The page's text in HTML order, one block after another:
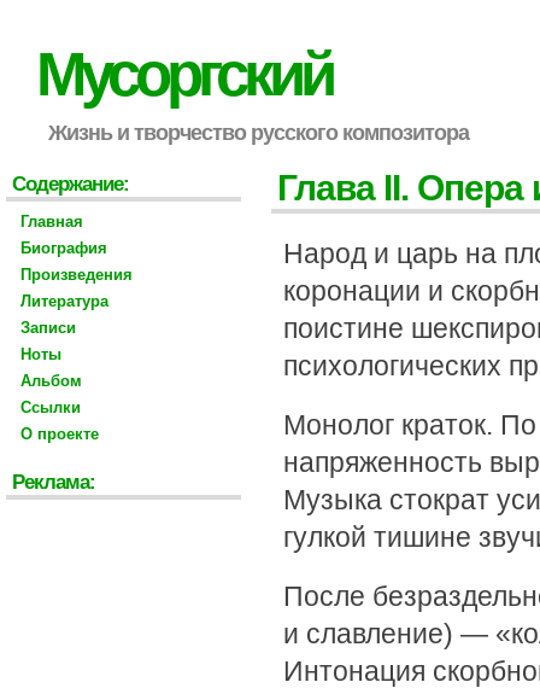
Мусоргский
Жизнь и творчество русского композитора
Глава II. Опера
Народ и царь на
коронации и
поистине
психологических
Монолог краток.
напряженность
Музыка стократ
гулкой тишине
После
и славление) —
Интонация
Содержание:
Главная
Биография
Произведения
Литература
Записи
Ноты
Альбом
Ссылки
О проекте
Реклама: